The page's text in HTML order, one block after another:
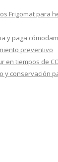
Frigomat para
y paga
preventivo
en tiempos de
y conservación